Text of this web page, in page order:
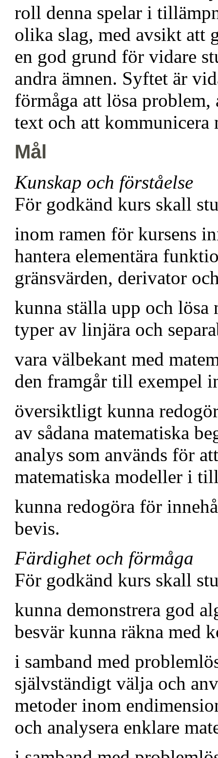
roll denna spelar i
olika slag, med avsikt att
en god grund för vidare
andra ämnen. Syftet är
förmåga att lösa
text och att kommunicera
Mål
Kunskap och förståelse
För godkänd kurs skall
inom ramen för kursens
hantera elementära
gränsvärden, derivator
kunna ställa upp och
typer av linjära och
vara välbekant med
den framgår till exempel
översiktligt kunna
av sådana matematiska
analys som används för
matematiska modeller i
kunna redogöra för
bevis.
Färdighet och förmåga
För godkänd kurs skall
kunna demonstrera god
besvär kunna räkna med
i samband med
självständigt välja och
metoder inom
och analysera enklare